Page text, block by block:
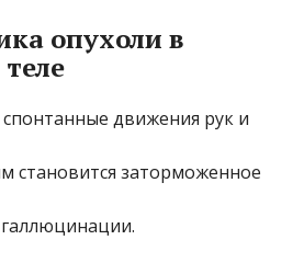
опухоли в
движения рук и
становится заторможенное